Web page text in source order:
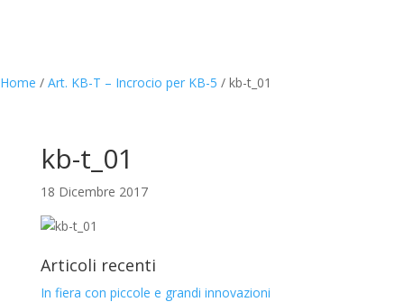
Home / Art. KB-T – Incrocio per KB-5 / kb-t_01
kb-t_01
18 Dicembre 2017
Articoli recenti
In fiera con piccole e grandi innovazioni